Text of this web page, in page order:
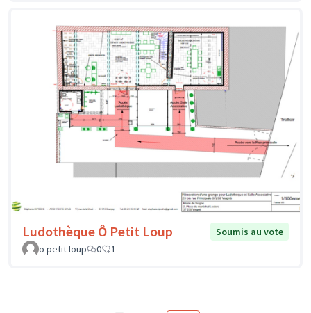
Ludothèque Ô Petit Loup
Soumis au vote
o petit loup
0 1